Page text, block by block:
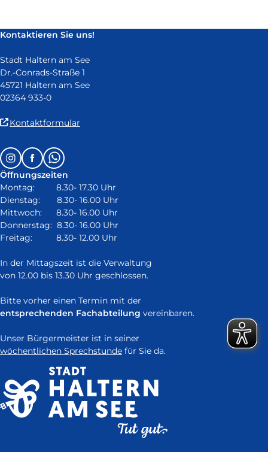
Kontaktieren Sie uns!
Stadt Haltern am See
Dr.-Conrads-Straße 1
45721 Haltern am See
02364 933-0
Kontaktformular
in
neuem
Fenster)
Follow
us
on:
InstagramFacebookWhatsapp
Öffnungszeiten
Montag: 8.30- 17.30 Uhr
Dienstag: 8.30- 16.00 Uhr
Mittwoch: 8.30- 16.00 Uhr
Donnerstag: 8.30- 16.00 Uhr
Freitag: 8.30- 12.00 Uhr
In der Mittagszeit ist die Verwaltung
von 12.00 bis 13.30 Uhr geschlossen.
Bitte vorher einen Termin mit der
entsprechenden Fachabteilung vereinbaren.
Unser Bürgermeister ist in seiner
wöchentlichen Sprechstunde für Sie da.